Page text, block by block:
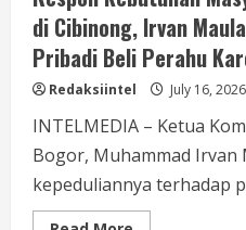
di Cibinong, Irvan
Pribadi Beli Perahu
Redaksiintel July 16, 2026
INTELMEDIA – Ketua
Bogor, Muhammad Irvan
kepeduliannya terhadap